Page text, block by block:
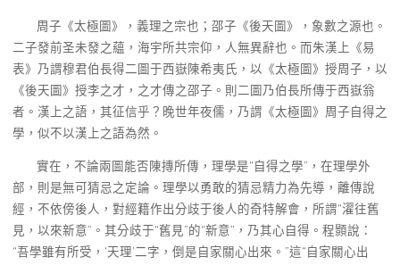
周子《太極圖》，義理之宗也；邵子《後天圖》，象數之源也。
二子發前圣未發之蘊，海宇所共宗仰，人無異辭也。而朱漢上《易
表》乃謂穆君伯長得二圖于西嶽陳希夷氏，以《太極圖》授周子，以
《後天圖》授李之才，之才傳之邵子。則二圖乃伯長所傳于西嶽翁
者。漢上之語，其征信乎？晚世年夜儒，乃謂《太極圖》周子自得之
學，似不以漢上之語為然。
實在，不論兩圖能否陳摶所傳，理學是“自得之學”，在理學外
部，則是無可猜忌之定論。理學以勇敢的猜忌精力為先導，離傳說
經，不依傍後人，對經籍作出分歧于後人的奇特解會，所謂“濯往舊
見，以來新意”。其分歧于“舊見”的“新意”，乃其心自得。程顥說：
“吾學雖有所受，‘天理’二字，倒是自家關心出來。”這“自家關心出